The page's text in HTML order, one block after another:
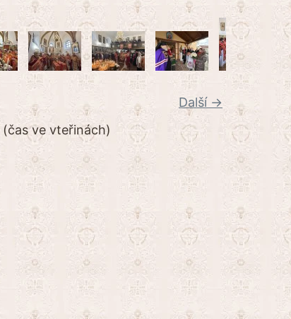
Další →
(čas ve vteřinách)